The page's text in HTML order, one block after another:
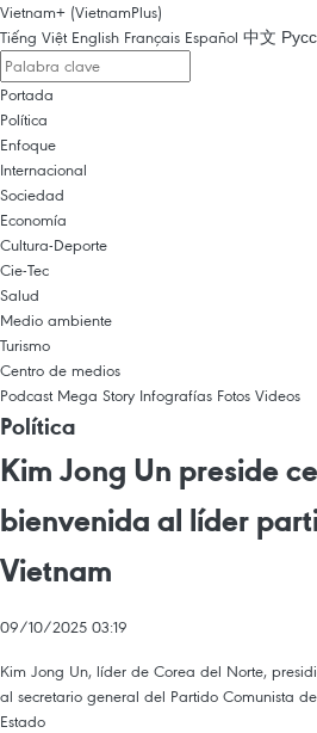
Vietnam+ (VietnamPlus)
Tiếng Việt English Français Español 中文
Portada
Política
Enfoque
Internacional
Sociedad
Economía
Cultura-Deporte
Cie-Tec
Salud
Medio ambiente
Turismo
Centro de medios
Podcast Mega Story Infografías Fotos Videos
Política
Kim Jong Un preside
bienvenida al líder
Vietnam
09/10/2025 03:19
Kim Jong Un, líder de Corea del Norte,
al secretario general del Partido Comunista
Estado